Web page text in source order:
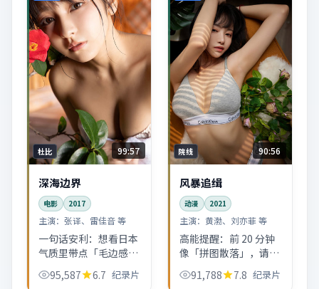
杜比 99:57
深海边界
电影 2017
主演： 张译、雷佳音 等
一句话安利：想看日本
气质里带点「毛边感」
的电影，可以从这部开
始。节奏不赶，适合深
95,587 6.7 纪录片
院线 90:56
风暴追缉
动漫 2021
主演： 黄渤、刘亦菲 等
高能提醒：前 20 分钟
像「拼图散落」，请耐
心；中段开始收线，尾
声收束方式偏克制，不
91,788 7.8 纪录片